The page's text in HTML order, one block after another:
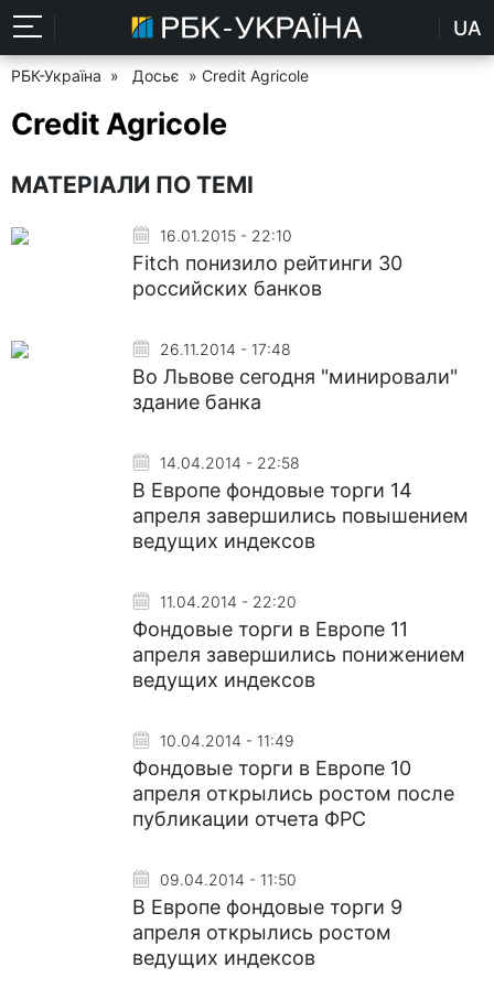
UA
РБК-Україна » Досьє » Credit Agricole
Credit Agricole
МАТЕРІАЛИ ПО ТЕМІ
16.01.2015 - 22:10
Fitch понизило рейтинги 30
российских банков
26.11.2014 - 17:48
Во Львове сегодня "минировали"
здание банка
14.04.2014 - 22:58
В Европе фондовые торги 14
апреля завершились повышением
ведущих индексов
11.04.2014 - 22:20
Фондовые торги в Европе 11
апреля завершились понижением
ведущих индексов
10.04.2014 - 11:49
Фондовые торги в Европе 10
апреля открылись ростом после
публикации отчета ФРС
09.04.2014 - 11:50
В Европе фондовые торги 9
апреля открылись ростом
ведущих индексов